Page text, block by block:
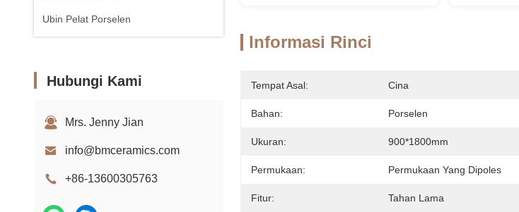
Ubin Pelat Porselen
Hubungi Kami
Mrs. Jenny Jian
info@bmceramics.com
+86-13600305763
Informasi Rinci
Tempat Asal: Cina
Bahan: Porselen
Ukuran: 900*1800mm
Permukaan: Permukaan Yang Dipoles
Fitur: Tahan Lama